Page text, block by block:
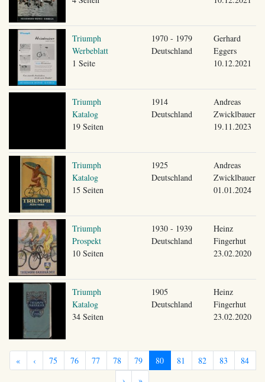
Triumph
Werbeblatt
1 Seite
1970 - 1979
Deutschland
Gerhard
Eggers
10.12.2021
Triumph
Katalog
19 Seiten
1914
Deutschland
Andreas
Zwicklbauer
19.11.2023
Triumph
Katalog
15 Seiten
1925
Deutschland
Andreas
Zwicklbauer
01.01.2024
Triumph
Prospekt
10 Seiten
1930 - 1939
Deutschland
Heinz
Fingerhut
23.02.2020
Triumph
Katalog
34 Seiten
1905
Deutschland
Heinz
Fingerhut
23.02.2020
« ‹ 75 76 77 78 79 80 81 82 83
84
›
»